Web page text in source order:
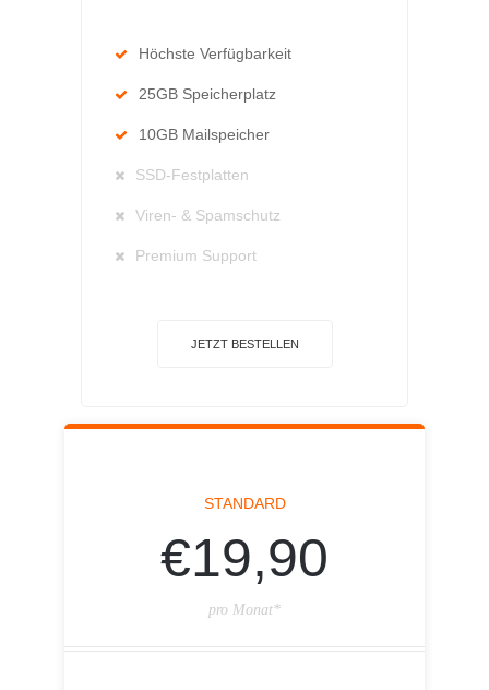
Höchste Verfügbarkeit
25GB Speicherplatz
10GB Mailspeicher
SSD-Festplatten
Viren- & Spamschutz
Premium Support
JETZT BESTELLEN
STANDARD
€19,90
pro Monat*